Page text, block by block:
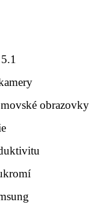
obrazovky